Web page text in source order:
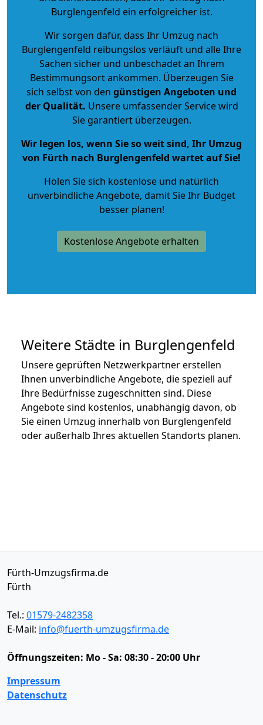
Burglengenfeld ein erfolgreicher ist.
Wir sorgen dafür, dass Ihr Umzug nach
Burglengenfeld reibungslos verläuft und alle Ihre
Sachen sicher und unbeschadet an Ihrem
Bestimmungsort ankommen. Überzeugen Sie
sich selbst von den günstigen Angeboten und
der Qualität. Unsere umfassender Service wird
Sie garantiert überzeugen.
Wir legen los, wenn Sie so weit sind, Ihr Umzug
von Fürth nach Burglengenfeld wartet auf Sie!
Holen Sie sich kostenlose und natürlich
unverbindliche Angebote, damit Sie Ihr Budget
besser planen!
Kostenlose Angebote erhalten
Weitere Städte in Burglengenfeld
Unsere geprüften Netzwerkpartner erstellen
Ihnen unverbindliche Angebote, die speziell auf
Ihre Bedürfnisse zugeschnitten sind. Diese
Angebote sind kostenlos, unabhängig davon, ob
Sie einen Umzug innerhalb von Burglengenfeld
oder außerhalb Ihres aktuellen Standorts planen.
Fürth-Umzugsfirma.de
Fürth
Tel.: 01579-2482358
E-Mail: info@fuerth-umzugsfirma.de
Öffnungszeiten: Mo - Sa: 08:30 - 20:00 Uhr
Impressum
Datenschutz